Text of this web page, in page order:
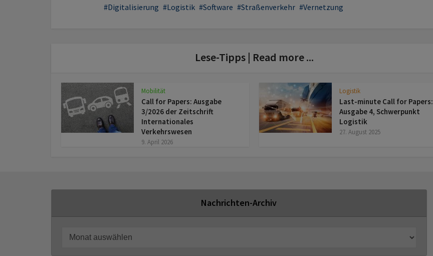
Digitalisierung Logistik Software Straßenverkehr Vernetzung
Lese-Tipps | Read more ...
Mobilität
Call for Papers: Ausgabe
3/2026 der Zeitschrift
Internationales
Verkehrswesen
9. April 2026
Logistik
Last-minute Call for Papers:
Ausgabe 4, Schwerpunkt
Logistik
27. August 2025
Nachrichten-Archiv